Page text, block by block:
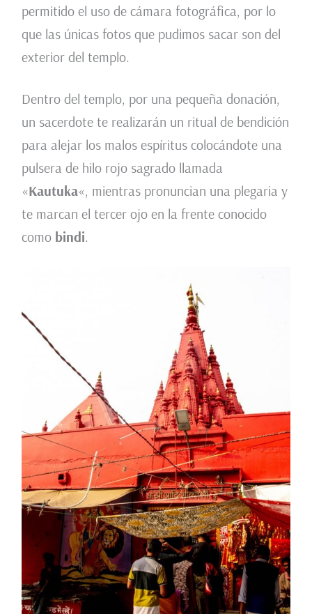
permitido el uso de cámara fotográfica, por lo
que las únicas fotos que pudimos sacar son del
exterior del templo.
Dentro del templo, por una pequeña donación,
un sacerdote te realizarán un ritual de bendición
para alejar los malos espíritus colocándote una
pulsera de hilo rojo sagrado llamada
«Kautuka«, mientras pronuncian una plegaria y
te marcan el tercer ojo en la frente conocido
como bindi.